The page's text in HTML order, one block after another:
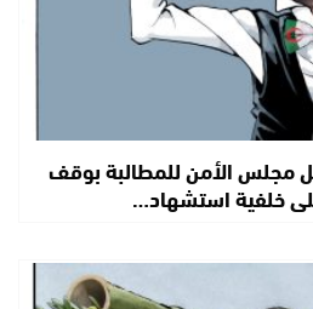
مجلس الأمن للمطالبة بوقف
خلفية استشهاد…